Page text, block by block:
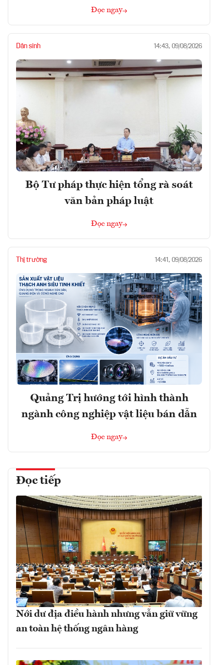
Đọc ngay
Dân sinh 14:43, 09/08/2026
Bộ Tư pháp thực hiện tổng rà soát
văn bản pháp luật
Đọc ngay
Thị trường 14:41, 09/08/2026
Quảng Trị hướng tới hình thành
ngành công nghiệp vật liệu bán dẫn
Đọc ngay
Đọc tiếp
Nới dư địa điều hành nhưng vẫn giữ vững
an toàn hệ thống ngân hàng